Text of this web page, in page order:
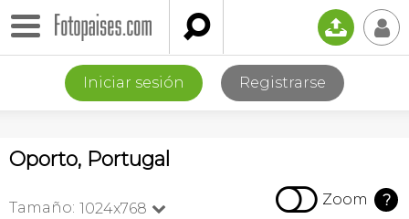
 📤 👤
Iniciar sesión Registrarse
Oporto, Portugal
Tamaño: 1024x768   Zoom ?